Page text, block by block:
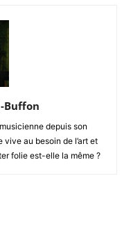
Buffon
depuis son
vive au besoin de l’art et
folie est-elle la même ?